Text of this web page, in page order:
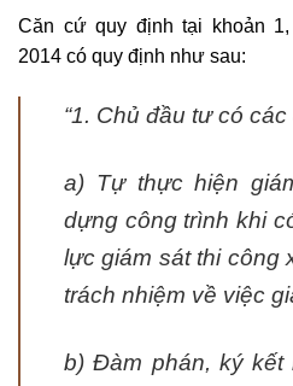
Căn cứ quy định tại khoản
2014 có quy định như sau:
“1. Chủ đầu tư có
a) Tự thực hiện
dựng công trình khi
lực giám sát thi công
trách nhiệm về việc
b) Đàm phán, ký kết